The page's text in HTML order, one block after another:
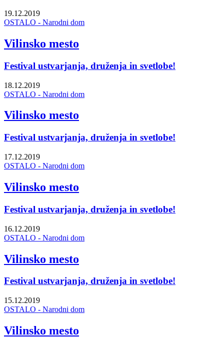
19.12.2019
OSTALO - Narodni dom
Vilinsko mesto
Festival ustvarjanja, druženja in svetlobe!
18.12.2019
OSTALO - Narodni dom
Vilinsko mesto
Festival ustvarjanja, druženja in svetlobe!
17.12.2019
OSTALO - Narodni dom
Vilinsko mesto
Festival ustvarjanja, druženja in svetlobe!
16.12.2019
OSTALO - Narodni dom
Vilinsko mesto
Festival ustvarjanja, druženja in svetlobe!
15.12.2019
OSTALO - Narodni dom
Vilinsko mesto